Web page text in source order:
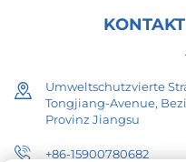
Umweltschutzvierte
Tongjiang-Avenue,
Provinz Jiangsu
+86-15900780682